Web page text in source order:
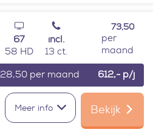
67
58 HD
incl.
13 ct.
73,50
per
maand
28,50 per maand 612,- p/j
Meer info Bekijk